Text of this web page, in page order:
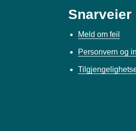
Snarveier
Meld om feil
Personvern og